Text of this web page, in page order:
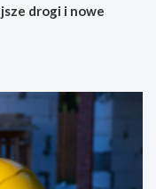
drogi i nowe